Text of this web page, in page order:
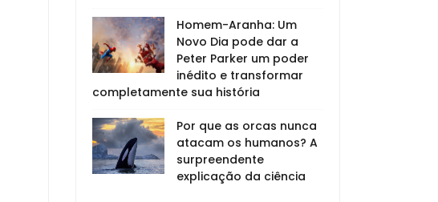
Homem-Aranha: Um
Novo Dia pode dar a
Peter Parker um poder
inédito e transformar
completamente sua história
Por que as orcas nunca
atacam os humanos? A
surpreendente
explicação da ciência